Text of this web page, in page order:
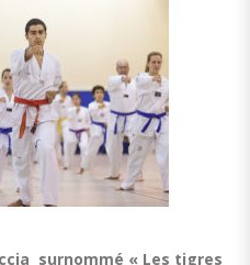
surnommé « Les tigres